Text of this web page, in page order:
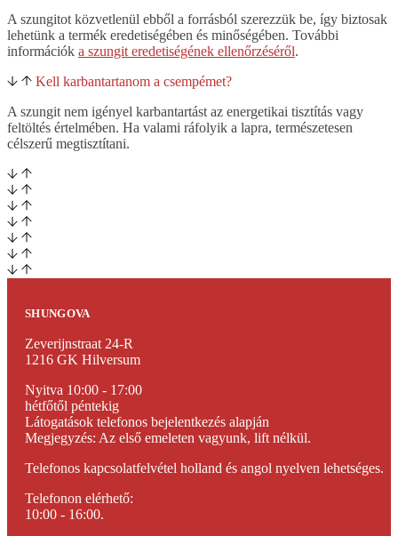
A szungitot közvetlenül ebből a forrásból szerezzük be, így biztosak
lehetünk a termék eredetiségében és minőségében. További
információk a szungit eredetiségének ellenőrzéséről.
Kell karbantartanom a csempémet?
A szungit nem igényel karbantartást az energetikai tisztítás vagy
feltöltés értelmében. Ha valami ráfolyik a lapra, természetesen
célszerű megtisztítani.
SHUNGOVA
Zeverijnstraat 24-R
1216 GK Hilversum
Nyitva 10:00 - 17:00
hétfőtől péntekig
Látogatások telefonos bejelentkezés alapján
Megjegyzés: Az első emeleten vagyunk, lift nélkül.
Telefonos kapcsolatfelvétel holland és angol nyelven lehetséges.
Telefonon elérhető:
10:00 - 16:00.